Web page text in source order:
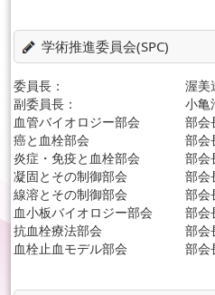
学術推進委員会(SPC)
委員長：
渥美
副委員長：
小亀
血管バイオロジー部会
部
癌と血栓部会
部
炎症・免疫と血栓部会
部会
凝固とその制御部会
部
線溶とその制御部会
部
血小板バイオロジー部会
部
抗血栓療法部会
部
血栓止血モデル部会
部